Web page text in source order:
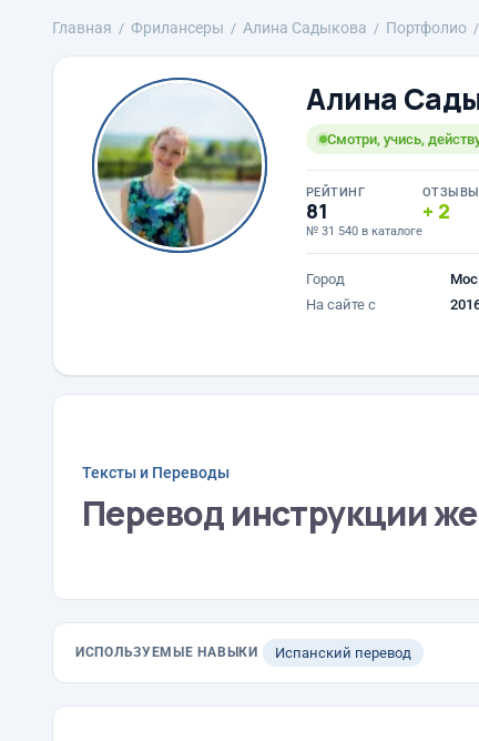
Главная Фрилансеры Алина Садыкова Портфолио
Алина
Смотри, учись,
РЕЙТИНГ
81
№ 31 540 в каталоге
ОТЗЫВЫ
2
Город
На сайте с
Тексты и Переводы
Перевод инструкции
ИСПОЛЬЗУЕМЫЕ НАВЫКИ Испанский перевод